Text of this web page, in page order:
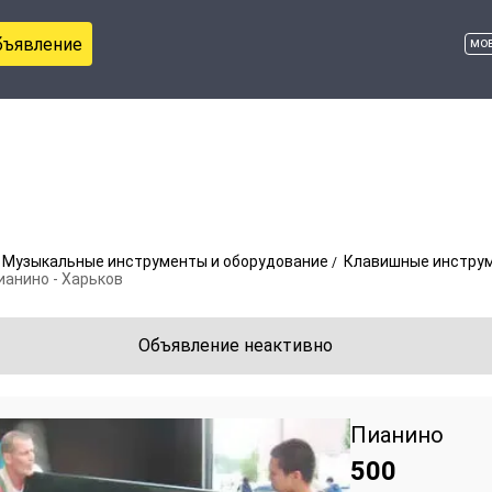
Музыкальные инструменты и оборудование Клавишные
- Харьков
Объявление неактивно
Пианино
500